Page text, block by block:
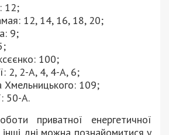
12;
12, 14, 16, 18, 20;
9;
100;
2, 2-А, 4, 4-А, 6;
Хмельницького: 109;
50-А.
приватної енергетичної